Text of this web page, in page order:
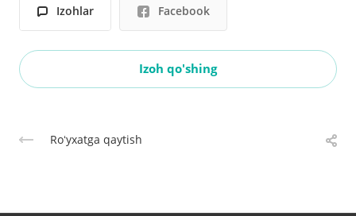
Izohlar Facebook
Izoh qo'shing
Roʻyxatga qaytish